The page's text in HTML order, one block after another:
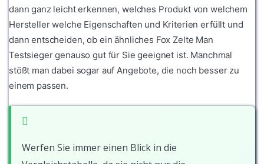
dann ganz leicht erkennen, welches Produkt von welchem
Hersteller welche Eigenschaften und Kriterien erfüllt und
dann entscheiden, ob ein ähnliches Fox Zelte Man
Testsieger genauso gut für Sie geeignet ist. Manchmal
stößt man dabei sogar auf Angebote, die noch besser zu
einem passen.
Werfen Sie immer einen Blick in die